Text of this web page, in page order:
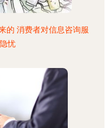
的 消费者对信息咨询服
忧